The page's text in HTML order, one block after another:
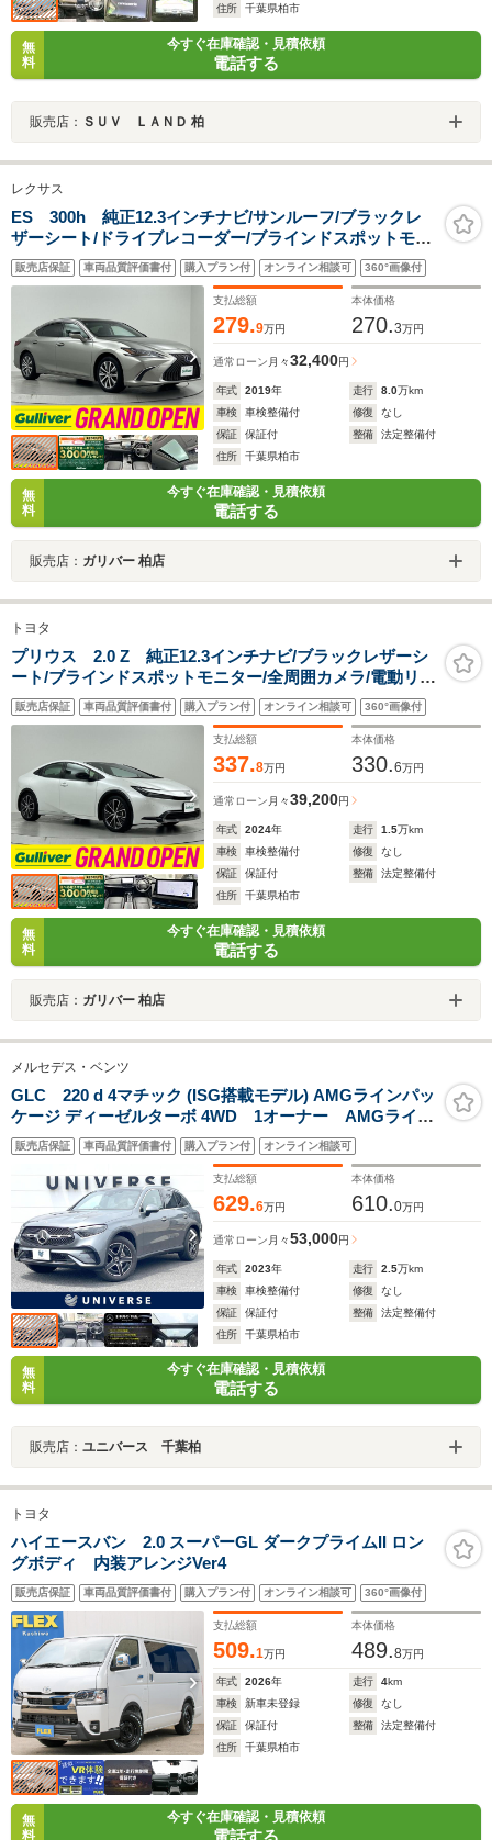
住所
千葉県柏市
無
料
今すぐ在庫確認・見積依頼
電話する
販売店： ＳＵＶ ＬＡＮＤ 柏
レクサス
ES 300h 純正12.3インチナビ/サンルーフ/ブラックレ
ザーシート/ドライブレコーダー/ブラインドスポットモニ
ター/バックカメラ/シートヒーター/エアシート/パワーシ
ート/ウッドコンビステアリング/ETC/禁煙車
販売店保証 車両品質評価書付 購入プラン付 オンライン相談可 360°画像付
支払総額
279.9万円
本体価格
270.3万円
通常ローン 月々32,400円
年式 2019年 走行 8.0万km
車検
車検整備付 修復
なし
保証
保証付 整備
法定整備付
住所
千葉県柏市
無
料
今すぐ在庫確認・見積依頼
電話する
販売店： ガリバー 柏店
トヨタ
プリウス 2.0 Z 純正12.3インチナビ/ブラックレザーシ
ート/ブラインドスポットモニター/全周囲カメラ/電動リア
ゲート/シートヒーター/エアシート/パワーシート/トヨタ
セーフティセンス/トヨタチームメイト/フルセグTV/禁煙
販売店保証 車両品質評価書付 購入プラン付 オンライン相談可 360°画像付
支払総額
337.8万円
本体価格
330.6万円
通常ローン 月々39,200円
年式 2024年 走行 1.5万km
車検
車検整備付 修復
なし
保証
保証付 整備
法定整備付
住所
千葉県柏市
無
料
今すぐ在庫確認・見積依頼
電話する
販売店： ガリバー 柏店
メルセデス・ベンツ
GLC 220 d 4マチック (ISG搭載モデル) AMGラインパッ
ケージ ディーゼルターボ 4WD 1オーナー AMGライン
PKG ドライバーズPKG レザーエクスクルーシブ
PKG パノラミックスライディングルーフ 革シート
Burmester リアアクスルステアリング ARナビ
ETC 禁煙車
販売店保証 車両品質評価書付 購入プラン付 オンライン相談可
支払総額
629.6万円
本体価格
610.0万円
通常ローン 月々53,000円
年式 2023年 走行 2.5万km
車検
車検整備付 修復
なし
保証
保証付 整備
法定整備付
住所
千葉県柏市
無
料
今すぐ在庫確認・見積依頼
電話する
販売店： ユニバース 千葉柏
トヨタ
ハイエースバン 2.0 スーパーGL ダークプライムII ロン
グボディ 内装アレンジVer4
販売店保証 車両品質評価書付 購入プラン付 オンライン相談可 360°画像付
支払総額
509.1万円
本体価格
489.8万円
年式 2026年 走行 4km
車検
新車未登録 修復
なし
保証
保証付 整備
法定整備付
住所
千葉県柏市
無
料
今すぐ在庫確認・見積依頼